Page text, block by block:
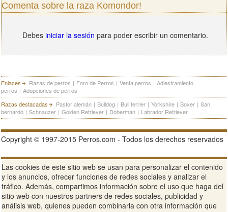
Comenta sobre la raza Komondor!
Debes iniciar la sesión para poder escribir un comentario.
Enlaces Razas de perros | Foro de Perros | Venta perros | Adiestramiento
perros | Adopciones de perros
Razas destacadas
Pastor alemán | Bulldog | Bull terrier | Yorkshire | Boxer | San
bernardo | Schnauzer | Golden Retriever | Doberman | Labrador Retriever
Copyright © 1997-2015 Perros.com - Todos los derechos reservados
Publicidad en Perros.com | Contacte | Aviso Legal Política de
privacidad | Condiciones de uso
Ver sitio web completo
Las cookies de este sitio web se usan para personalizar el contenido
y los anuncios, ofrecer funciones de redes sociales y analizar el
tráfico. Además, compartimos información sobre el uso que haga del
sitio web con nuestros partners de redes sociales, publicidad y
análisis web, quienes pueden combinarla con otra información que